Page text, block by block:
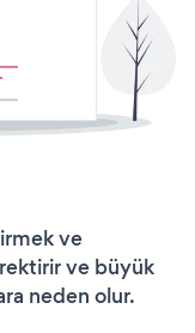
ve
ve büyük
neden olur.